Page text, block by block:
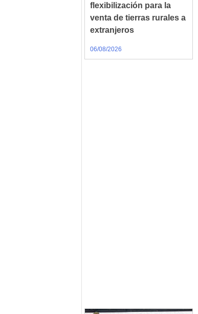
flexibilización para la
venta de tierras rurales a
extranjeros
06/08/2026